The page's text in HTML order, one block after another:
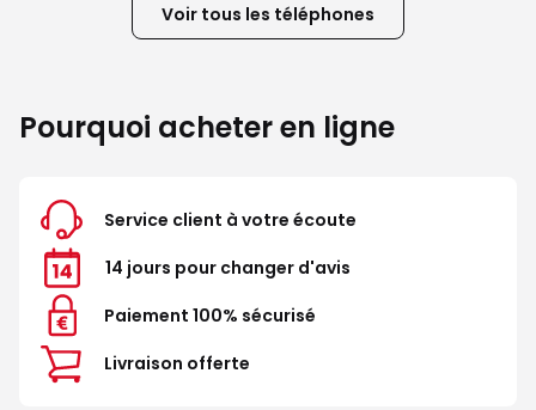
Voir tous les téléphones
Pourquoi acheter en ligne
Service client à votre écoute
14 jours pour changer d'avis
Paiement 100% sécurisé
Livraison offerte